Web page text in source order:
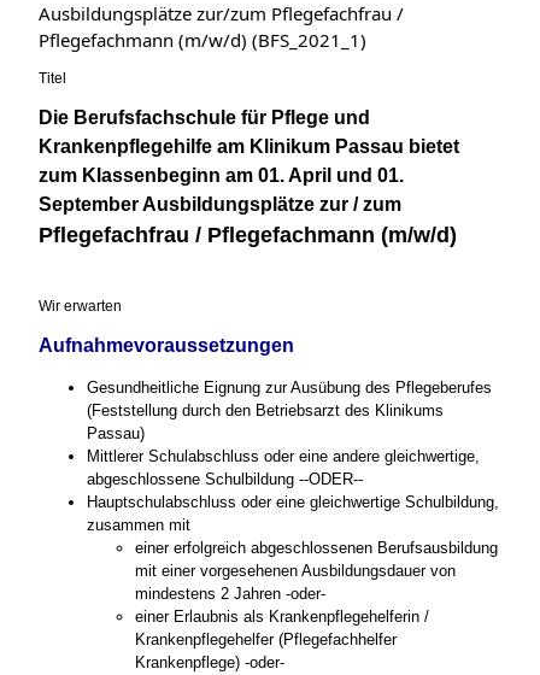
Ausbildungsplätze zur/zum Pflegefachfrau /
Pflegefachmann (m/w/d) (BFS_2021_1)
Titel
Die Berufsfachschule für Pflege und
Krankenpflegehilfe am Klinikum Passau bietet
zum Klassenbeginn am 01. April und 01.
September Ausbildungsplätze zur / zum
Pflegefachfrau / Pflegefachmann (m/w/d)
Wir erwarten
Aufnahmevoraussetzungen
Gesundheitliche Eignung zur Ausübung des Pflegeberufes
(Feststellung durch den Betriebsarzt des Klinikums
Passau)
Mittlerer Schulabschluss oder eine andere gleichwertige,
abgeschlossene Schulbildung --ODER--
Hauptschulabschluss oder eine gleichwertige Schulbildung,
zusammen mit
einer erfolgreich abgeschlossenen Berufsausbildung
mit einer vorgesehenen Ausbildungsdauer von
mindestens 2 Jahren -oder-
einer Erlaubnis als Krankenpflegehelferin /
Krankenpflegehelfer (Pflegefachhelfer
Krankenpflege) -oder-